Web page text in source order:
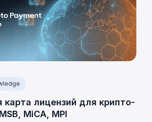
карта лицензий для крипто-
MiCA, MPI